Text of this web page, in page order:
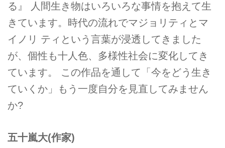
る』 人間生き物はいろいろな事情を抱えて生
きています。時代の流れでマジョリティとマ
イノリ ティという言葉が浸透してきました
が、個性も十人色、多様性社会に変化してき
ています。 この作品を通して「今をどう生き
ていくか」もう一度自分を見直してみません
か?
五十嵐大(作家)